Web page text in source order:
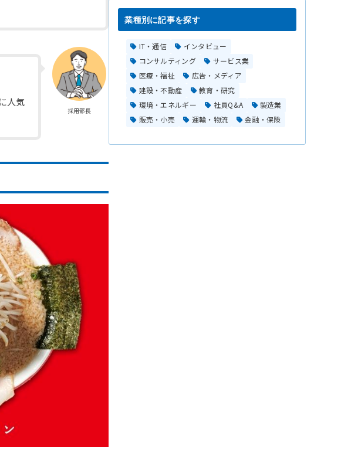
採用部長
人気
業種別に記事を探す
IT・通信
インタビュー
コンサルティング
サービス業
医療・福祉
広告・メディア
建設・不動産
教育・研究
環境・エネルギー
社員Q&A
製造業
販売・小売
運輸・物流 金融・保険